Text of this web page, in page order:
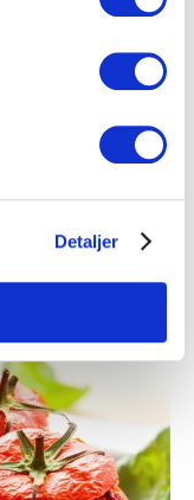
Detaljer